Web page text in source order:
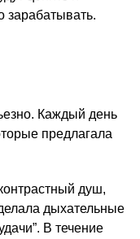
зарабатывать.
Каждый день
предлагала
душ,
дыхательные
В течение